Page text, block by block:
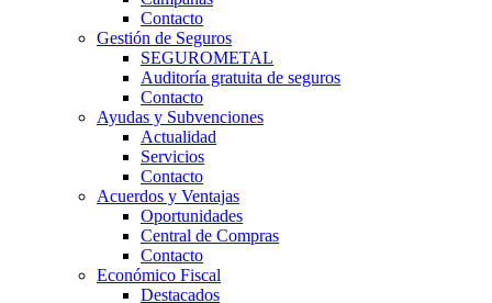
Contacto
Gestión de Seguros
SEGUROMETAL
Auditoría gratuita de seguros
Contacto
Ayudas y Subvenciones
Actualidad
Servicios
Contacto
Acuerdos y Ventajas
Oportunidades
Central de Compras
Contacto
Económico Fiscal
Destacados